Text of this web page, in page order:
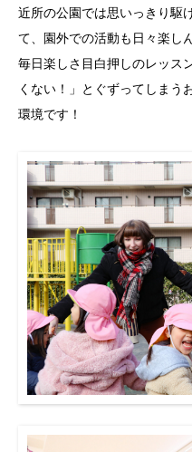
近所の公園では思いっきり駆
て、園外での活動も日々楽し
毎日楽しさ目白押しのレッス
くない！」とぐずってしまう
環境です！